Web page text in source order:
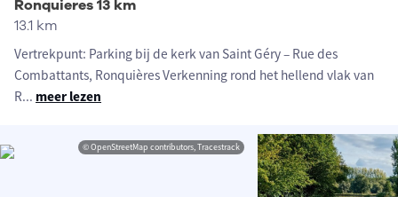
Ronquieres 13 km
13.1 km
Vertrekpunt: Parking bij de kerk van Saint Géry – Rue des
Combattants, Ronquières Verkenning rond het hellend vlak van
R... meer lezen
© OpenStreetMap contributors, Tracestrack